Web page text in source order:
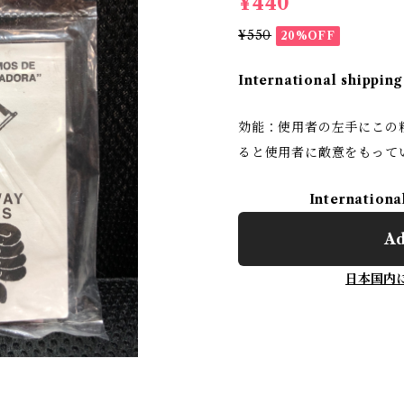
¥550 20%OFF
International
効能：使用者の左手にこ
ると使用者に敵意をもっ
日本国内